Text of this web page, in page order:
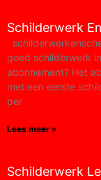
Schilderwerk
goed schilderwerk
abonnement?​ Het
met een eerste
per
Lees meer »
Schilderwerk